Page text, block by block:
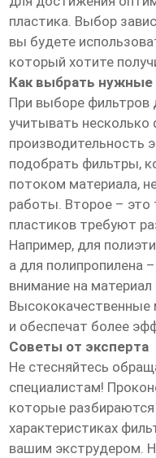
пластика. Выбор
вы будете
который хотите
Как выбрать
При выборе фильтров
учитывать
производительность
подобрать фильтры,
потоком материала,
работы. Второе – это
пластиков требуют
Например, для
а для полипропилена
внимание на
и обеспечат более
Советы от эксперта
Не стесняйтесь
специалистам!
которые разбираются
характеристиках
вашим экструдером.